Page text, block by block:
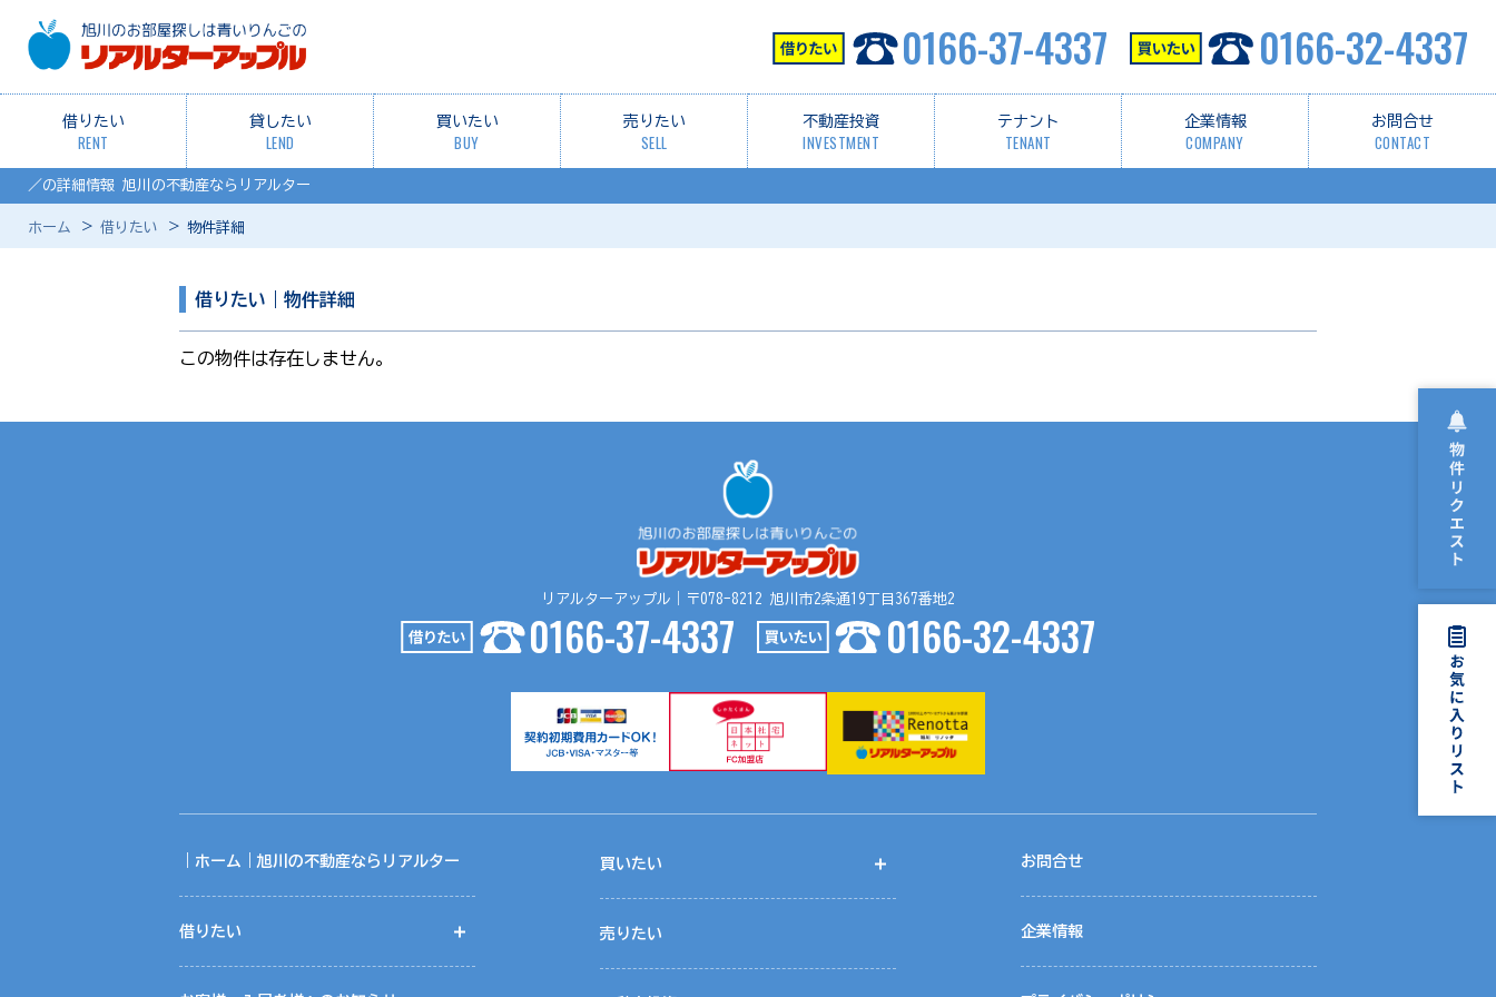
借りたい
RENT
貸したい
LEND
買いたい
BUY
売りたい
SELL
不動産投資
INVESTMENT
テナント
TENANT
企業情報
COMPANY
お問合せ
CONTACT
0166-37-4337 0166-32-4337
／の詳細情報 旭川の不動産ならリアルター
ホーム 借りたい 物件詳細
借りたい｜物件詳細
この物件は存在しません。
リアルターアップル｜〒078-8212 旭川市2条通19丁目367番地2
0166-37-4337 0166-32-4337
｜ホーム｜旭川の不動産ならリアルター
借りたい
買いたい
売りたい
お問合せ
企業情報